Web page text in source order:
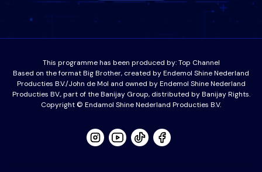
This programme has been produced by:Top Channel
Based on the format Big Brother, created by Endemol Shine Nederland
Producties B.V./John de Mol and owned by Endemol Shine Nederland
Producties BV., part of the Banijay Group, distributed by Banijay Rights.
Copyright © Endamol Shine Nederland Producties B.V.